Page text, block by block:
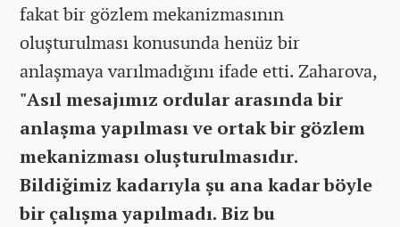
fakat bir gözlem mekanizmasının
oluşturulması konusunda henüz bir
anlaşmaya varılmadığını ifade etti. Zaharova,
"Asıl mesajımız ordular arasında bir
anlaşma yapılması ve ortak bir gözlem
mekanizması oluşturulmasıdır.
Bildiğimiz kadarıyla şu ana kadar böyle
bir çalışma yapılmadı. Biz bu